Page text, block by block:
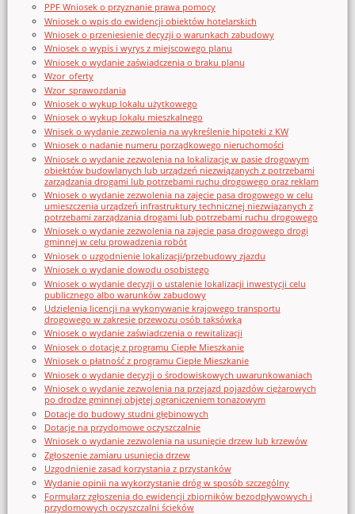
PPF Wniosek o przyznanie prawa pomocy
Wniosek o wpis do ewidencji obiektów hotelarskich
Wniosek o przeniesienie decyzji o warunkach zabudowy
Wniosek o wypis i wyrys z miejscowego planu
Wniosek o wydanie zaświadczenia o braku planu
Wzor_oferty
Wzor_sprawozdania
Wniosek o wykup lokalu użytkowego
Wniosek o wykup lokalu mieszkalnego
Wnisek o wydanie zezwolenia na wykreślenie hipoteki z KW
Wniosek o nadanie numeru porządkowego nieruchomości
Wniosek o wydanie zezwolenia na lokalizację w pasie drogowym
obiektów budowlanych lub urządzeń niezwiązanych z potrzebami
zarządzania drogami lub potrzebami ruchu drogowego oraz reklam
Wniosek o wydanie zezwolenia na zajęcie pasa drogowego w celu
umieszczenia urządzeń infrastruktury technicznej niezwiązanych z
potrzebami zarządzania drogami lub potrzebami ruchu drogowego
Wniosek o wydanie zezwolenia na zajęcie pasa drogowego drogi
gminnej w celu prowadzenia robót
Wniosek o uzgodnienie lokalizacji/przebudowy zjazdu
Wniosek o wydanie dowodu osobistego
Wniosek o wydanie decyzji o ustalenie lokalizacji inwestycji celu
publicznego albo warunków zabudowy
Udzielenia licencji na wykonywanie krajowego transportu
drogowego w zakresie przewozu osób taksówką
Wniosek o wydanie zaświadczenia o rewitalizacji
Wniosek o dotację z programu Ciepłe Mieszkanie
Wniosek o płatność z programu Ciepłe Mieszkanie
Wniosek o wydanie decyzji o środowiskowych uwarunkowaniach
Wniosek o wydanie zezwolenia na przejazd pojazdów ciężarowych
po drodze gminnej objętej ograniczeniem tonażowym
Dotacje do budowy studni głębinowych
Dotacje na przydomowe oczyszczalnie
Wniosek o wydanie zezwolenia na usunięcie drzew lub krzewów
Zgłoszenie zamiaru usunięcia drzew
Uzgodnienie zasad korzystania z przystanków
Wydanie opinii na wykorzystanie dróg w sposób szczególny
Formularz zgłoszenia do ewidencji zbiorników bezodpływowych i
przydomowych oczyszczalni ścieków